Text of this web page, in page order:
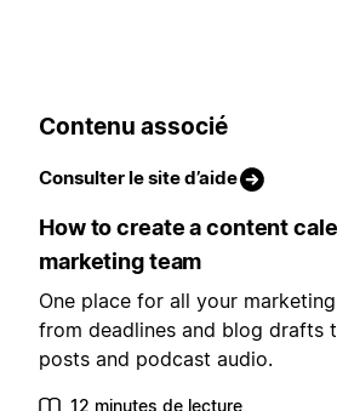
Contenu associé
Consulter le site d’aide
How to create a content
marketing team
One place for all your
from deadlines and blog drafts
posts and podcast audio.
12 minutes de lecture